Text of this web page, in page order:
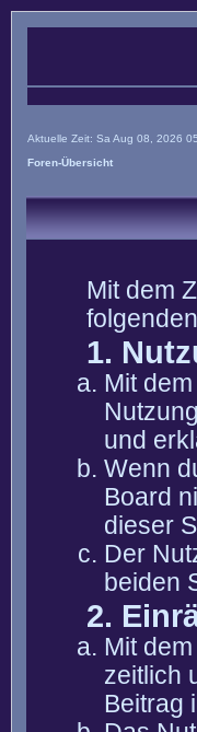
Aktuelle Zeit: Sa Aug 08, 2026
Foren-Übersicht
Mit dem
1.
Mit
und
Wenn
Board
dieser
Der
beiden
2.
Mit
zeitlich
Beitrag